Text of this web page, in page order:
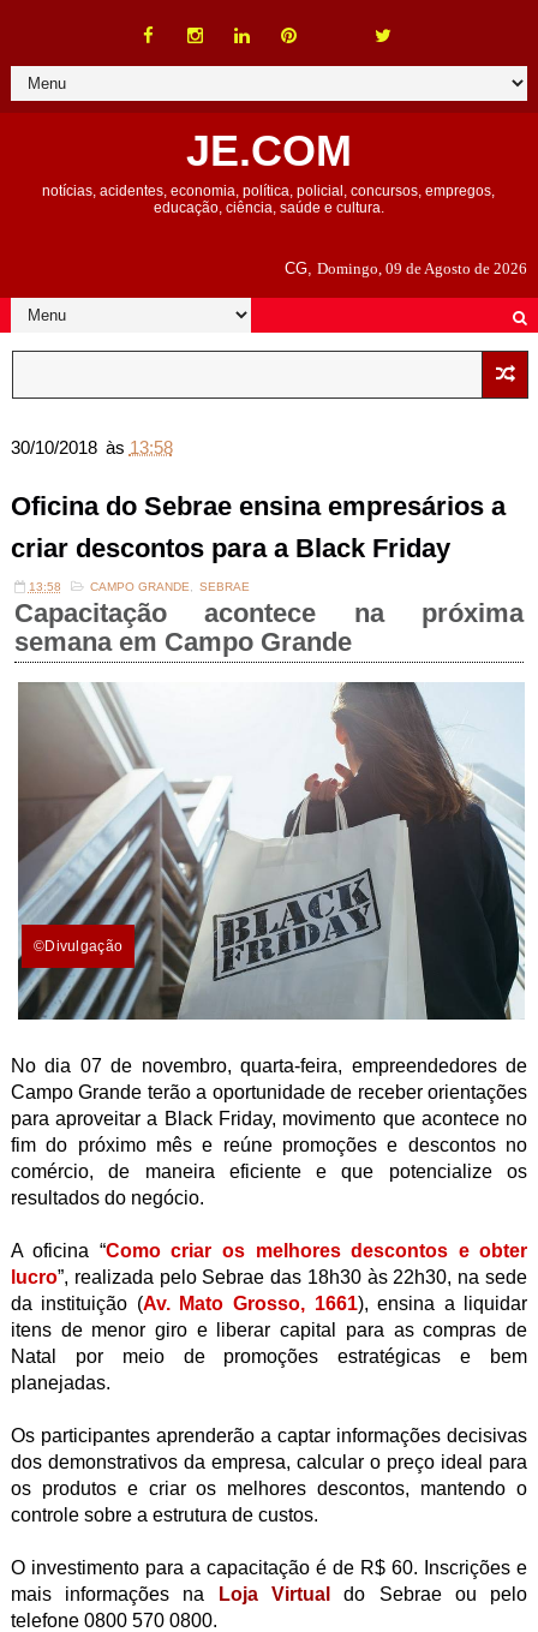
JE.COM
notícias, acidentes, economia, política, policial, concursos, empregos,
educação, ciência, saúde e cultura.
CG,Domingo, 09 de Agosto de 2026
30/10/2018 às 13:58
Oficina do Sebrae ensina empresários a
criar descontos para a Black Friday
13:58 CAMPO GRANDE SEBRAE
Capacitação acontece na próxima
semana em Campo Grande
©Divulgação
No dia 07 de novembro, quarta-feira, empreendedores de
Campo Grande terão a oportunidade de receber orientações
para aproveitar a Black Friday, movimento que acontece no
fim do próximo mês e reúne promoções e descontos no
comércio, de maneira eficiente e que potencialize os
resultados do negócio.
A oficina “Como criar os melhores descontos e obter
lucro”, realizada pelo Sebrae das 18h30 às 22h30, na sede
da instituição (Av. Mato Grosso, 1661), ensina a liquidar
itens de menor giro e liberar capital para as compras de
Natal por meio de promoções estratégicas e bem
planejadas.
Os participantes aprenderão a captar informações decisivas
dos demonstrativos da empresa, calcular o preço ideal para
os produtos e criar os melhores descontos, mantendo o
controle sobre a estrutura de custos.
O investimento para a capacitação é de R$ 60. Inscrições e
mais informações na
Loja Virtual
do Sebrae ou pelo
telefone 0800 570 0800.